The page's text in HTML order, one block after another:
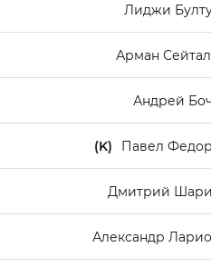
Лиджи
Арман
Андрей
Павел
(K)
Дмитрий
Александр